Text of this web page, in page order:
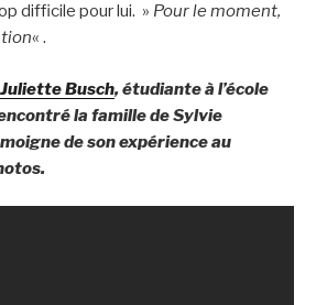
difficile pour lui. » Pour le moment,
« .
Juliette Busch, étudiante à l’école
la famille de Sylvie
de son expérience au